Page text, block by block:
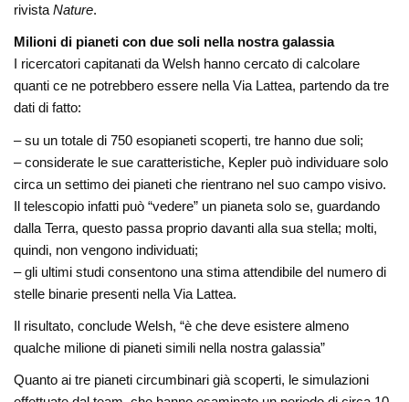
rivistaNature.
Milioni di pianeti con due soli nella nostra galassia
I ricercatori capitanati da Welsh hanno cercato di calcolare
quanti ce ne potrebbero essere nella Via Lattea, partendo da tre
dati di fatto:
– su un totale di 750 esopianeti scoperti, tre hanno due soli;
– considerate le sue caratteristiche, Kepler può individuare solo
circa un settimo dei pianeti che rientrano nel suo campo visivo.
Il telescopio infatti può “vedere” un pianeta solo se, guardando
dalla Terra, questo passa proprio davanti alla sua stella; molti,
quindi, non vengono individuati;
– gli ultimi studi consentono una stima attendibile del numero di
stelle binarie presenti nella Via Lattea.
Il risultato, conclude Welsh, “è che deve esistere almeno
qualche milione di pianeti simili nella nostra galassia”
Quanto ai tre pianeti circumbinari già scoperti, le simulazioni